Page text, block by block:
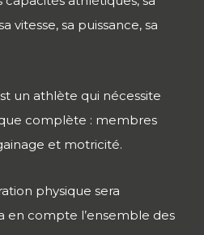
vitesse, sa puissance, sa
un athlète qui nécessite
complète : membres
et motricité.
physique sera
en compte l’ensemble des